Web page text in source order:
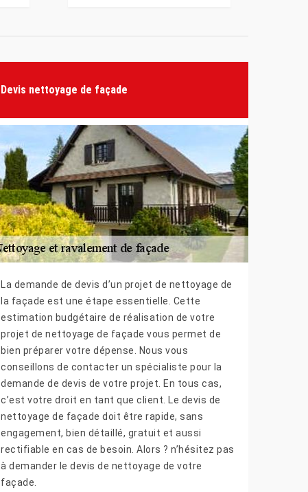
Devis nettoyage de façade
La demande de devis d’un projet de nettoyage de
la façade est une étape essentielle. Cette
estimation budgétaire de réalisation de votre
projet de nettoyage de façade vous permet de
bien préparer votre dépense. Nous vous
conseillons de contacter un spécialiste pour la
demande de devis de votre projet. En tous cas,
c’est votre droit en tant que client. Le devis de
nettoyage de façade doit être rapide, sans
engagement, bien détaillé, gratuit et aussi
rectifiable en cas de besoin. Alors ? n’hésitez pas
à demander le devis de nettoyage de votre
façade.